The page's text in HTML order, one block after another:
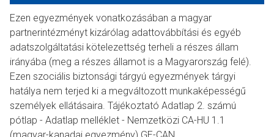
Ezen egyezmények vonatkozásában a magyar
partnerintézményt kizárólag adattovábbítási és egyéb
adatszolgáltatási kötelezettség terheli a részes állam
irányába (meg a részes államot is a Magyarország felé).
Ezen szociális biztonsági tárgyú egyezmények tárgyi
hatálya nem terjed ki a megváltozott munkaképességű
személyek ellátásaira. Tájékoztató Adatlap 2. számú
pótlap - Adatlap melléklet - Nemzetközi CA-HU 1.1